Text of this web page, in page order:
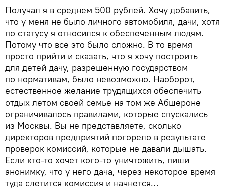
Получал я в среднем 500 рублей. Хочу добавить,
что у меня не было личного автомобиля, дачи, хотя
по статусу я относился к обеспеченным людям.
Потому что все это было сложно. В то время
просто прийти и сказать, что я хочу построить
для детей дачу, разрешенную государством
по нормативам, было невозможно. Наоборот,
естественное желание трудящихся обеспечить
отдых летом своей семье на том же Абшероне
ограничивалось правилами, которые спускались
из Москвы. Вы не представляете, сколько
директоров предприятий погорело в результате
проверок комиссий, которые не давали дышать.
Если кто-то хочет кого-то уничтожить, пиши
анонимку, что у него дача, через некоторое время
туда слетится комиссия и начнется…